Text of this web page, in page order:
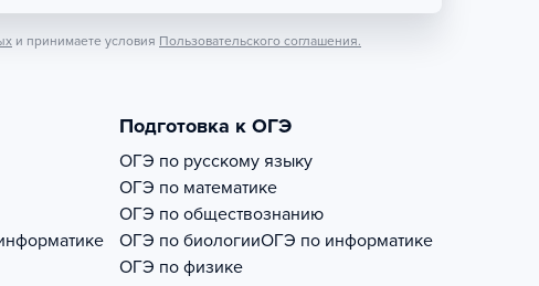
и принимаете условия Пользовательского соглашения.
Подготовка к ОГЭ
ОГЭ по русскому языку
ОГЭ по математике
ОГЭ по обществознанию
ОГЭ по биологииОГЭ по информатике
ОГЭ по физике